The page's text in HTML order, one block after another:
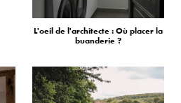
L'oeil de l'architecte : Où placer la
buanderie ?